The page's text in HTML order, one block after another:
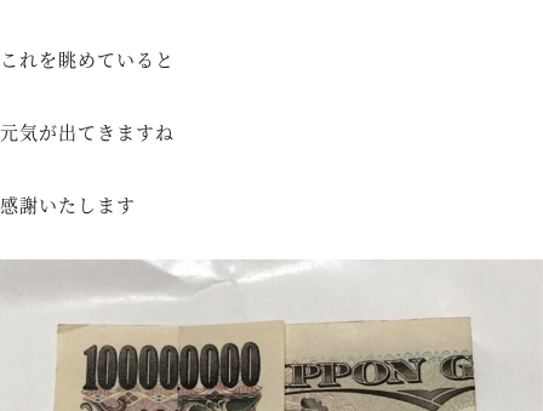
これを眺めていると
元気が出てきますね
感謝いたします